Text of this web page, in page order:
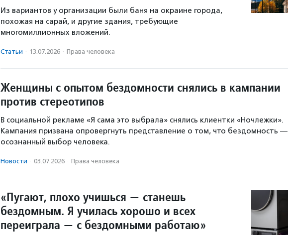
Из вариантов у организации были баня на окраине города,
похожая на сарай, и другие здания, требующие
многомиллионных вложений.
Статьи · 13.07.2026 · Права человека
Женщины с опытом бездомности снялись в кампании
против стереотипов
В социальной рекламе «Я сама это выбрала» снялись клиентки «Ночлежки».
Кампания призвана опровергнуть представление о том, что бездомность —
осознанный выбор человека.
Новости · 03.07.2026 · Права человека
«Пугают, плохо учишься — станешь
бездомным. Я училась хорошо и всех
переиграла — с бездомными работаю»